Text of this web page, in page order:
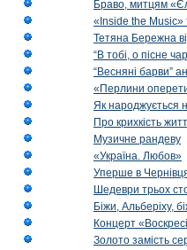
Браво, митцям
«Inside the Music»
Тетяна Бережна
“В тобі, о пісне
“Весняні барви”
«Перлини
Як народжується
Про крихкість
Музичне рандеву
«Україна. Любов»
Уперше в
Шедеври трьох
Біжи, Альберіху,
Концерт
Золото замість